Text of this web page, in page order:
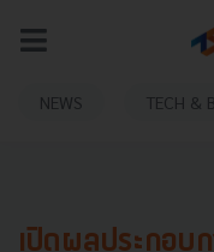
NEWS TECH &
เปิดผลประกอบ